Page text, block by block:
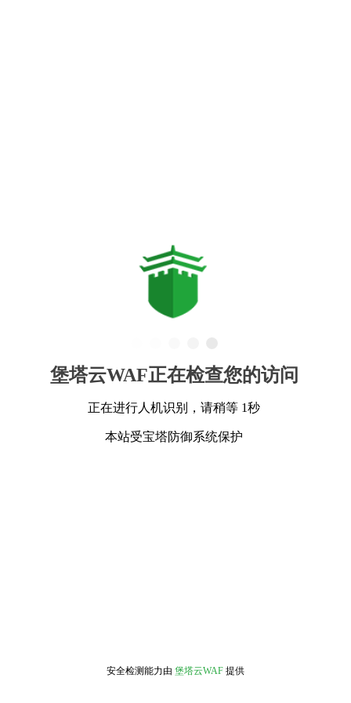
堡塔云WAF正在检查您的访问
正在进行人机识别，请稍等 1秒
本站受宝塔防御系统保护
安全检测能力由 堡塔云WAF 提供